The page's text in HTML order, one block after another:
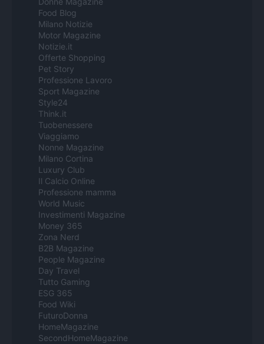
Food Blog
Milano Notizie
Motor Magazine
Notizie.it
Offerte Shopping
Pet Story
Professione Lavoro
Sport Magazine
Style24
Think.it
Tuobenessere
Viaggiamo
Nonne Magazine
Milano Cortina
Luxury Club
Il Calcio Online
Professione mamma
World Music
Investimenti Magazine
Money 365
Zona Nerd
B2B Magazine
People Magazine
Day Travel
Tutto Gaming
ESG 365
Food Wiki
FuturoDonna
HomeMagazine
SecondHomeMagazine